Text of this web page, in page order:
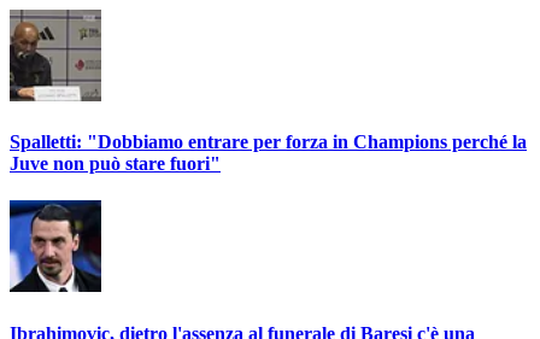
Spalletti: "Dobbiamo entrare per forza in Champions perché la
Juve non può stare fuori"
Ibrahimovic, dietro l'assenza al funerale di Baresi c'è una